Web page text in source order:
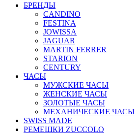
БРЕНДЫ
CANDINO
FESTINA
JOWISSA
JAGUAR
MARTIN FERRER
STARION
CENTURY
ЧАСЫ
МУЖСКИЕ ЧАСЫ
ЖЕНСКИЕ ЧАСЫ
ЗОЛОТЫЕ ЧАСЫ
МЕХАНИЧЕСКИЕ ЧАСЫ
SWISS MADE
РЕМЕШКИ ZUCCOLO